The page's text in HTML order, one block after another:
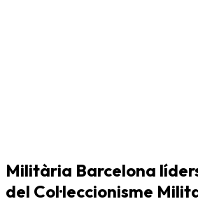
Militària Barcelona
del Col·leccionisme